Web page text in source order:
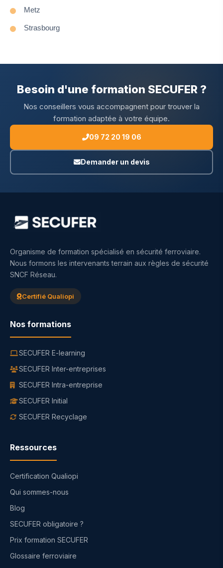
Metz
Strasbourg
Besoin d'une formation SECUFER ?
Nos conseillers vous accompagnent pour trouver la
formation adaptée à votre équipe.
09 72 20 19 06
Demander un devis
Organisme de formation spécialisé en sécurité ferroviaire.
Nous formons les intervenants terrain aux règles de sécurité
SNCF Réseau.
Certifié Qualiopi
Nos formations
SECUFER E-learning
SECUFER Inter-entreprises
SECUFER Intra-entreprise
SECUFER Initial
SECUFER Recyclage
Ressources
Certification Qualiopi
Qui sommes-nous
Blog
SECUFER obligatoire ?
Prix formation SECUFER
Glossaire ferroviaire